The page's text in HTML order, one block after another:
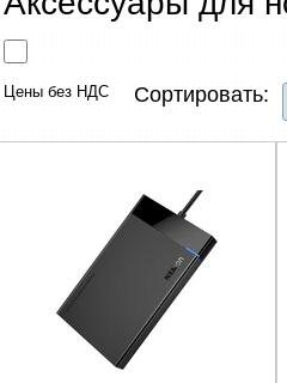
Сетевые товары
ТВ, Фото и электроника
Автотовары
Renewd техника, Outlet
Цены без НДС Сортировать: